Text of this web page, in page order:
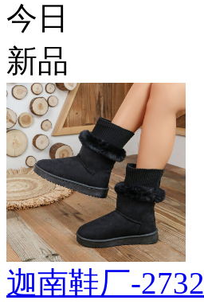
今日
新品
迦南鞋厂-2732